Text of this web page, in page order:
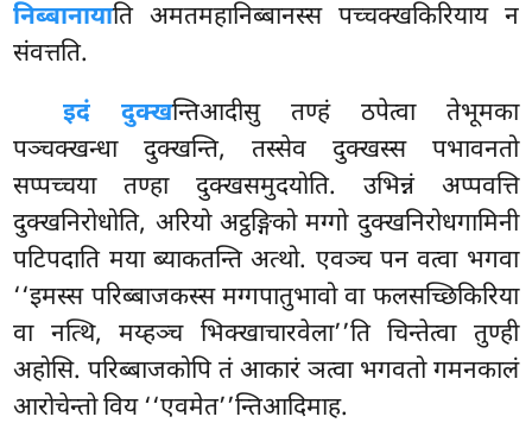
निब्बानायाति अमतमहानिब्बानस्स पच्चक्खकिरियाय न
संवत्तति.
इदं दुक्खन्तिआदीसु तण्हं ठपेत्वा तेभूमका
पञ्चक्खन्धा दुक्खन्ति, तस्सेव दुक्खस्स पभावनतो
सप्पच्चया तण्हा दुक्खसमुदयोति. उभिन्नं अप्पवत्ति
दुक्खनिरोधोति, अरियो अट्ठङ्गिको मग्गो दुक्खनिरोधगामिनी
पटिपदाति मया ब्याकतन्ति अत्थो. एवञ्च पन वत्वा भगवा
‘‘इमस्स परिब्बाजकस्स मग्गपातुभावो वा फलसच्छिकिरिया
वा नत्थि, मय्हञ्च भिक्खाचारवेला’’ति चिन्तेत्वा तुण्ही
अहोसि. परिब्बाजकोपि तं आकारं ञत्वा भगवतो गमनकालं
आरोचेन्तो विय ‘‘एवमेत’’न्तिआदिमाह.